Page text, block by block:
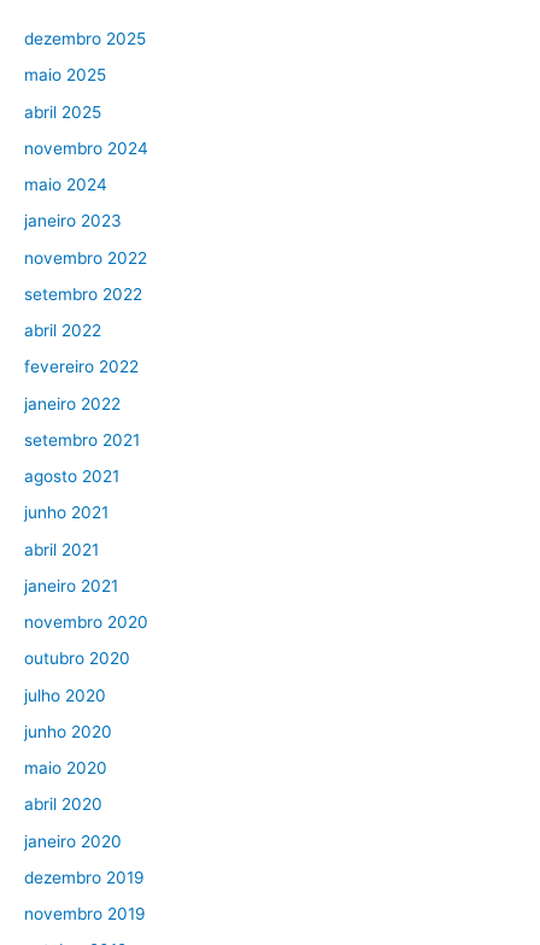
dezembro 2025
maio 2025
abril 2025
novembro 2024
maio 2024
janeiro 2023
novembro 2022
setembro 2022
abril 2022
fevereiro 2022
janeiro 2022
setembro 2021
agosto 2021
junho 2021
abril 2021
janeiro 2021
novembro 2020
outubro 2020
julho 2020
junho 2020
maio 2020
abril 2020
janeiro 2020
dezembro 2019
novembro 2019